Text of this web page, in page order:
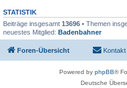
STATISTIK
Beiträge insgesamt 13696 • Themen
neuestes Mitglied: Badenbahner
Foren-Übersicht Kontakt
Powered by phpBB®
Deutsche